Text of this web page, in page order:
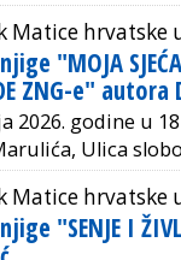
Matice hrvatske
"MOJA
ZNG-e"
2026. godine u
Ulica
Matice hrvatske
"SENJE I